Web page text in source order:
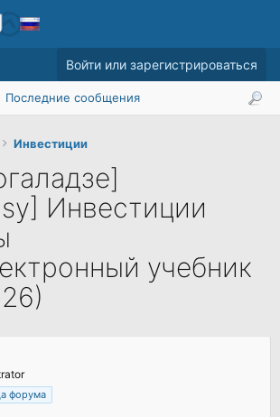
Инвестиции
Инвестиции
учебник
форума
Последние сообщения
Войти или зарегистрироваться